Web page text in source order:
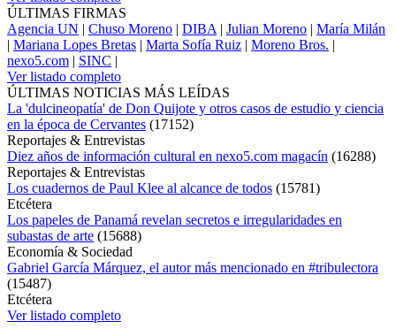
ÚLTIMAS FIRMAS
Agencia UN | Chuso Moreno | DIBA | Julian Moreno | María Milán
| Mariana Lopes Bretas | Marta Sofía Ruiz | Moreno Bros. |
nexo5.com | SINC |
Ver listado completo
ÚLTIMAS NOTICIAS MÁS LEÍDAS
La 'dulcineopatía' de Don Quijote y otros casos de estudio y ciencia
en la época de Cervantes (17152)
Reportajes & Entrevistas
Diez años de información cultural en nexo5.com magacín (16288)
Reportajes & Entrevistas
Los cuadernos de Paul Klee al alcance de todos (15781)
Etcétera
Los papeles de Panamá revelan secretos e irregularidades en
subastas de arte (15688)
Economía & Sociedad
Gabriel García Márquez, el autor más mencionado en #tribulectora
(15487)
Etcétera
Ver listado completo